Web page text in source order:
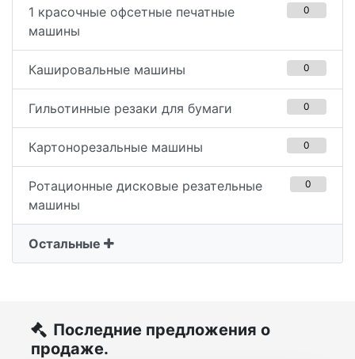
1 красочные офсетные печатные
машины
0
Кашировальные машины 0
Гильотинные резаки для бумаги 0
Картонорезальные машины 0
Ротационные дисковые резательные
машины
0
Остальные
Последние предложения о
продаже.